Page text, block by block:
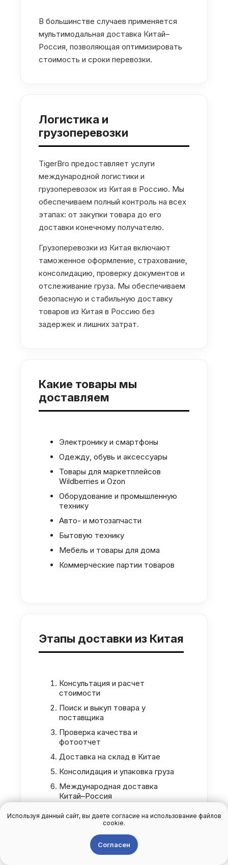
В большинстве случаев применяется
мультимодальная доставка Китай–
Россия, позволяющая оптимизировать
стоимость и сроки перевозки.
Логистика и
грузоперевозки
TigerBro предоставляет услуги
международной логистики и
грузоперевозок из Китая в Россию. Мы
обеспечиваем полный контроль на всех
этапах: от закупки товара до его
доставки конечному получателю.
Грузоперевозки из Китая включают
таможенное оформление, страхование,
консолидацию, проверку документов и
отслеживание груза. Мы обеспечиваем
безопасную и стабильную доставку
товаров из Китая в Россию без
задержек и лишних затрат.
Какие товары мы
доставляем
Электронику и смартфоны
Одежду, обувь и аксессуары
Товары для маркетплейсов
Wildberries и Ozon
Оборудование и промышленную
технику
Авто- и мотозапчасти
Бытовую технику
Мебель и товары для дома
Коммерческие партии товаров
Этапы доставки из Китая
Консультация и расчет
стоимости
Поиск и выкуп товара у
поставщика
Проверка качества и
фотоотчет
Доставка на склад в Китае
Консолидация и упаковка груза
Международная доставка
Китай–Россия
Доставка по России до склада
клиента
Используя данный сайт, вы даете согласие на использование файлов
cookie.
Согласен